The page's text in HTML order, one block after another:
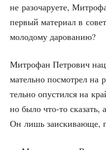
не разо­ча­ру­е­те,
пер­вый мате­ри­ал в
моло­до­му дарованию?
Мит­ро­фан Пет­ро­вич
ма­тель­но посмот­рел
тель­но опу­стил­ся на
но было что-то ска­зать,
Он лишь заис­ки­ва­ю­ще,